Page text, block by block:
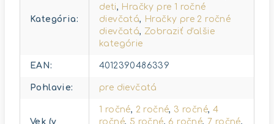
Kategória:
deti, Hračky pre 1 ročné
dievčatá, Hračky pre 2 ročné
dievčatá, Zobraziť ďalšie
kategórie
EAN: 4012390486339
Pohlavie: pre dievčatá
Vek (v
1 ročné, 2 ročné, 3 ročné, 4
ročné, 5 ročné, 6 ročné,7 ročné,